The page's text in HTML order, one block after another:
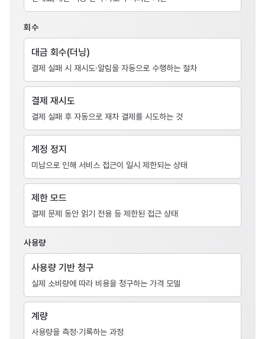
회수
대금 회수(더닝)
결제 실패 시 재시도·알림을 자동으로 수행하는 절차
결제 재시도
결제 실패 후 자동으로 재차 결제를 시도하는 것
계정 정지
미납으로 인해 서비스 접근이 일시 제한되는 상태
제한 모드
결제 문제 동안 읽기 전용 등 제한된 접근 상태
사용량
사용량 기반 청구
실제 소비량에 따라 비용을 청구하는 가격 모델
계량
사용량을 측정·기록하는 과정